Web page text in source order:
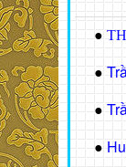
●
●
●
●